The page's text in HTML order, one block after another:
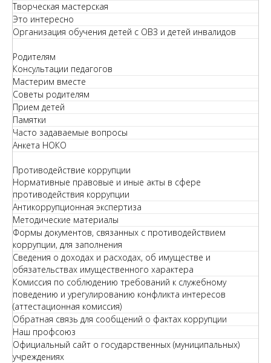
Творческая мастерская
Это интересно
Организация обучения детей с ОВЗ и детей инвалидов
Родителям
Консультации педагогов
Мастерим вместе
Советы родителям
Прием детей
Памятки
Часто задаваемые вопросы
Анкета НОКО
Противодействие коррупции
Нормативные правовые и иные акты в сфере
противодействия коррупции
Антикоррупционная экспертиза
Методические материалы
Формы документов, связанных с противодействием
коррупции, для заполнения
Сведения о доходах и расходах, об имуществе и
обязательствах имущественного характера
Комиссия по соблюдению требований к служебному
поведению и урегулированию конфликта интересов
(аттестационная комиссия)
Обратная связь для сообщений о фактах коррупции
Наш профсоюз
Официальный сайт о государственных (муниципальных)
учреждениях